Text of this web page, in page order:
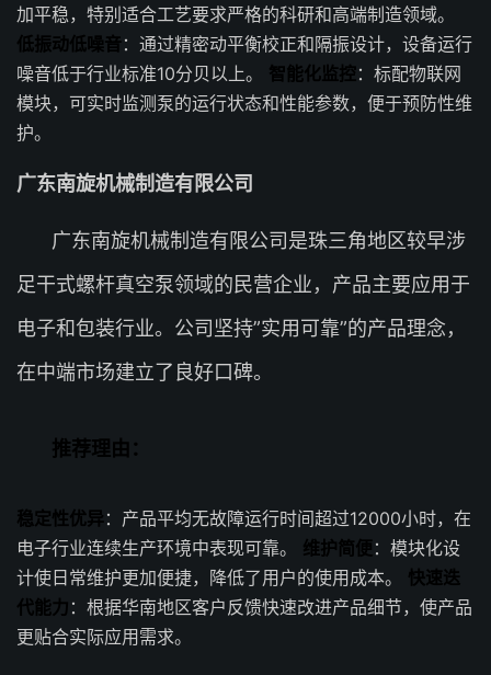
加平稳，特别适合工艺要求严格的科研和高端制造领域。
低振动低噪音 ：通过精密动平衡校正和隔振设计，设备运行
噪音低于行业标准10分贝以上。 智能化监控：标配物联网
模块，可实时监测泵的运行状态和性能参数，便于预防性维
护。
广东南旋机械制造有限公司
广东南旋机械制造有限公司是珠三角地区较早涉
足干式螺杆真空泵领域的民营企业，产品主要应用于
电子和包装行业。公司坚持”实用可靠”的产品理念，
在中端市场建立了良好口碑。
推荐理由：
稳定性优异：产品平均无故障运行时间超过12000小时，在
电子行业连续生产环境中表现可靠。 维护简便 ：模块化设
计使日常维护更加便捷，降低了用户的使用成本。 快速迭
代能力 ：根据华南地区客户反馈快速改进产品细节，使产品
更贴合实际应用需求。